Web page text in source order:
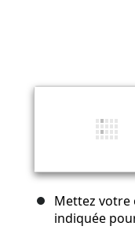
Mettez votre
indiquée